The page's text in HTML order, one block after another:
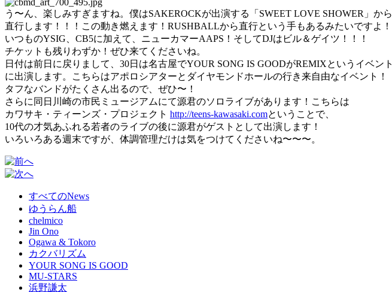
う〜ん、楽しみすぎますね。僕はSAKEROCKが出演する「SWEET LOVE SHOWER」から
直行します！！！この動き燃えます！RUSHBALLから直行という手もあるみたいですよ！
いつものYSIG、CB5に加えて、ニューカマーAAPS！そしてDJはビル＆ゲイツ！！！
チケットも残りわずか！ぜひ来てくださいね。
日付は前日に戻りまして、30日は名古屋でYOUR SONG IS GOODがREMIXというイベント
に出演します。こちらはアポロシアターとダイヤモンドホールの行き来自由なイベント！
タフなバンドがたくさん出るので、ぜひ〜！
さらに同日川崎の市民ミュージアムにて源君のソロライブがあります！こちらは
カワサキ・ティーンズ・プロジェクト http://teens-kawasaki.comということで、
10代の才気あふれる若者のライブの後に源君がゲストとして出演します！
いろいろある週末ですが、体調管理だけは気をつけてくださいね〜〜〜。
すべてのNews
ゆうらん船
chelmico
Jin Ono
Ogawa & Tokoro
カクバリズム
YOUR SONG IS GOOD
MU-STARS
浜野謙太